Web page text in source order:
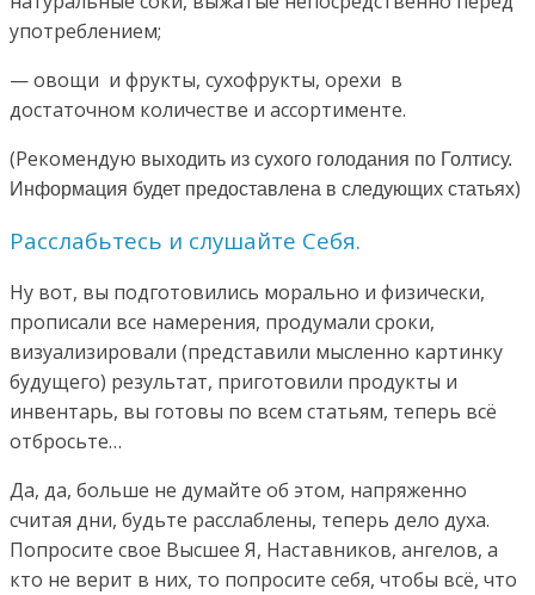
употреблением;
— овощи и фрукты, сухофрукты, орехи в
достаточном количестве и ассортименте.
(Рекомендую выходить из сухого голодания по Голтису.
Информация будет предоставлена в следующих статьях)
Расслабьтесь и слушайте Себя.
Ну вот, вы подготовились морально и физически,
прописали все намерения, продумали сроки,
визуализировали (представили мысленно картинку
будущего) результат, приготовили продукты и
инвентарь, вы готовы по всем статьям, теперь всё
отбросьте…
Да, да, больше не думайте об этом, напряженно
считая дни, будьте расслаблены, теперь дело духа.
Попросите свое Высшее Я, Наставников, ангелов, а
кто не верит в них, то попросите себя, чтобы всё, что